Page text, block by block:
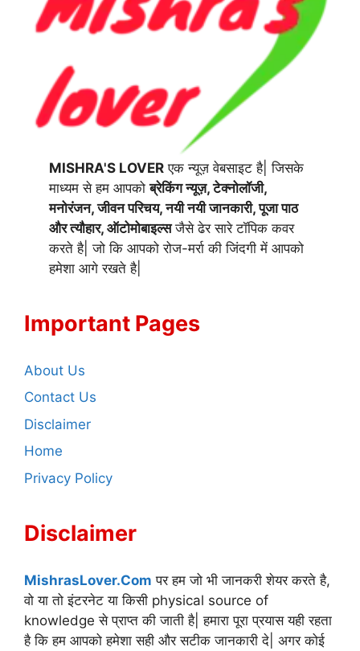
MISHRA'S LOVER एक न्यूज़ वेबसाइट है| जिसके
माध्यम से हम आपकोब्रेकिंग न्यूज़, टेक्नोलॉजी,
मनोरंजन, जीवन परिचय, नयी नयी जानकारी, पूजा पाठ
और त्यौहार, ऑटोमोबाइल्सजैसे ढेर सारे टॉपिक कवर
करते है| जो कि आपको रोज-मर्रा की जिंदगी में आपको
हमेशा आगे रखते है|
Important Pages
About Us
Contact Us
Disclaimer
Home
Privacy Policy
Disclaimer
MishrasLover.Com पर हम जो भी जानकरी शेयर करते है,
वो या तो इंटरनेट या किसी physical source of
knowledge से प्राप्त की जाती है| हमारा पूरा प्रयास यही रहता
है कि हम आपको हमेशा सही और सटीक जानकारी दे| अगर कोई